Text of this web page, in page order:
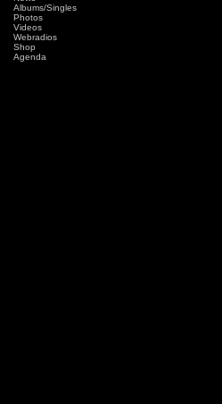
Albums/Singles
Photos
Videos
Webradios
Shop
Agenda